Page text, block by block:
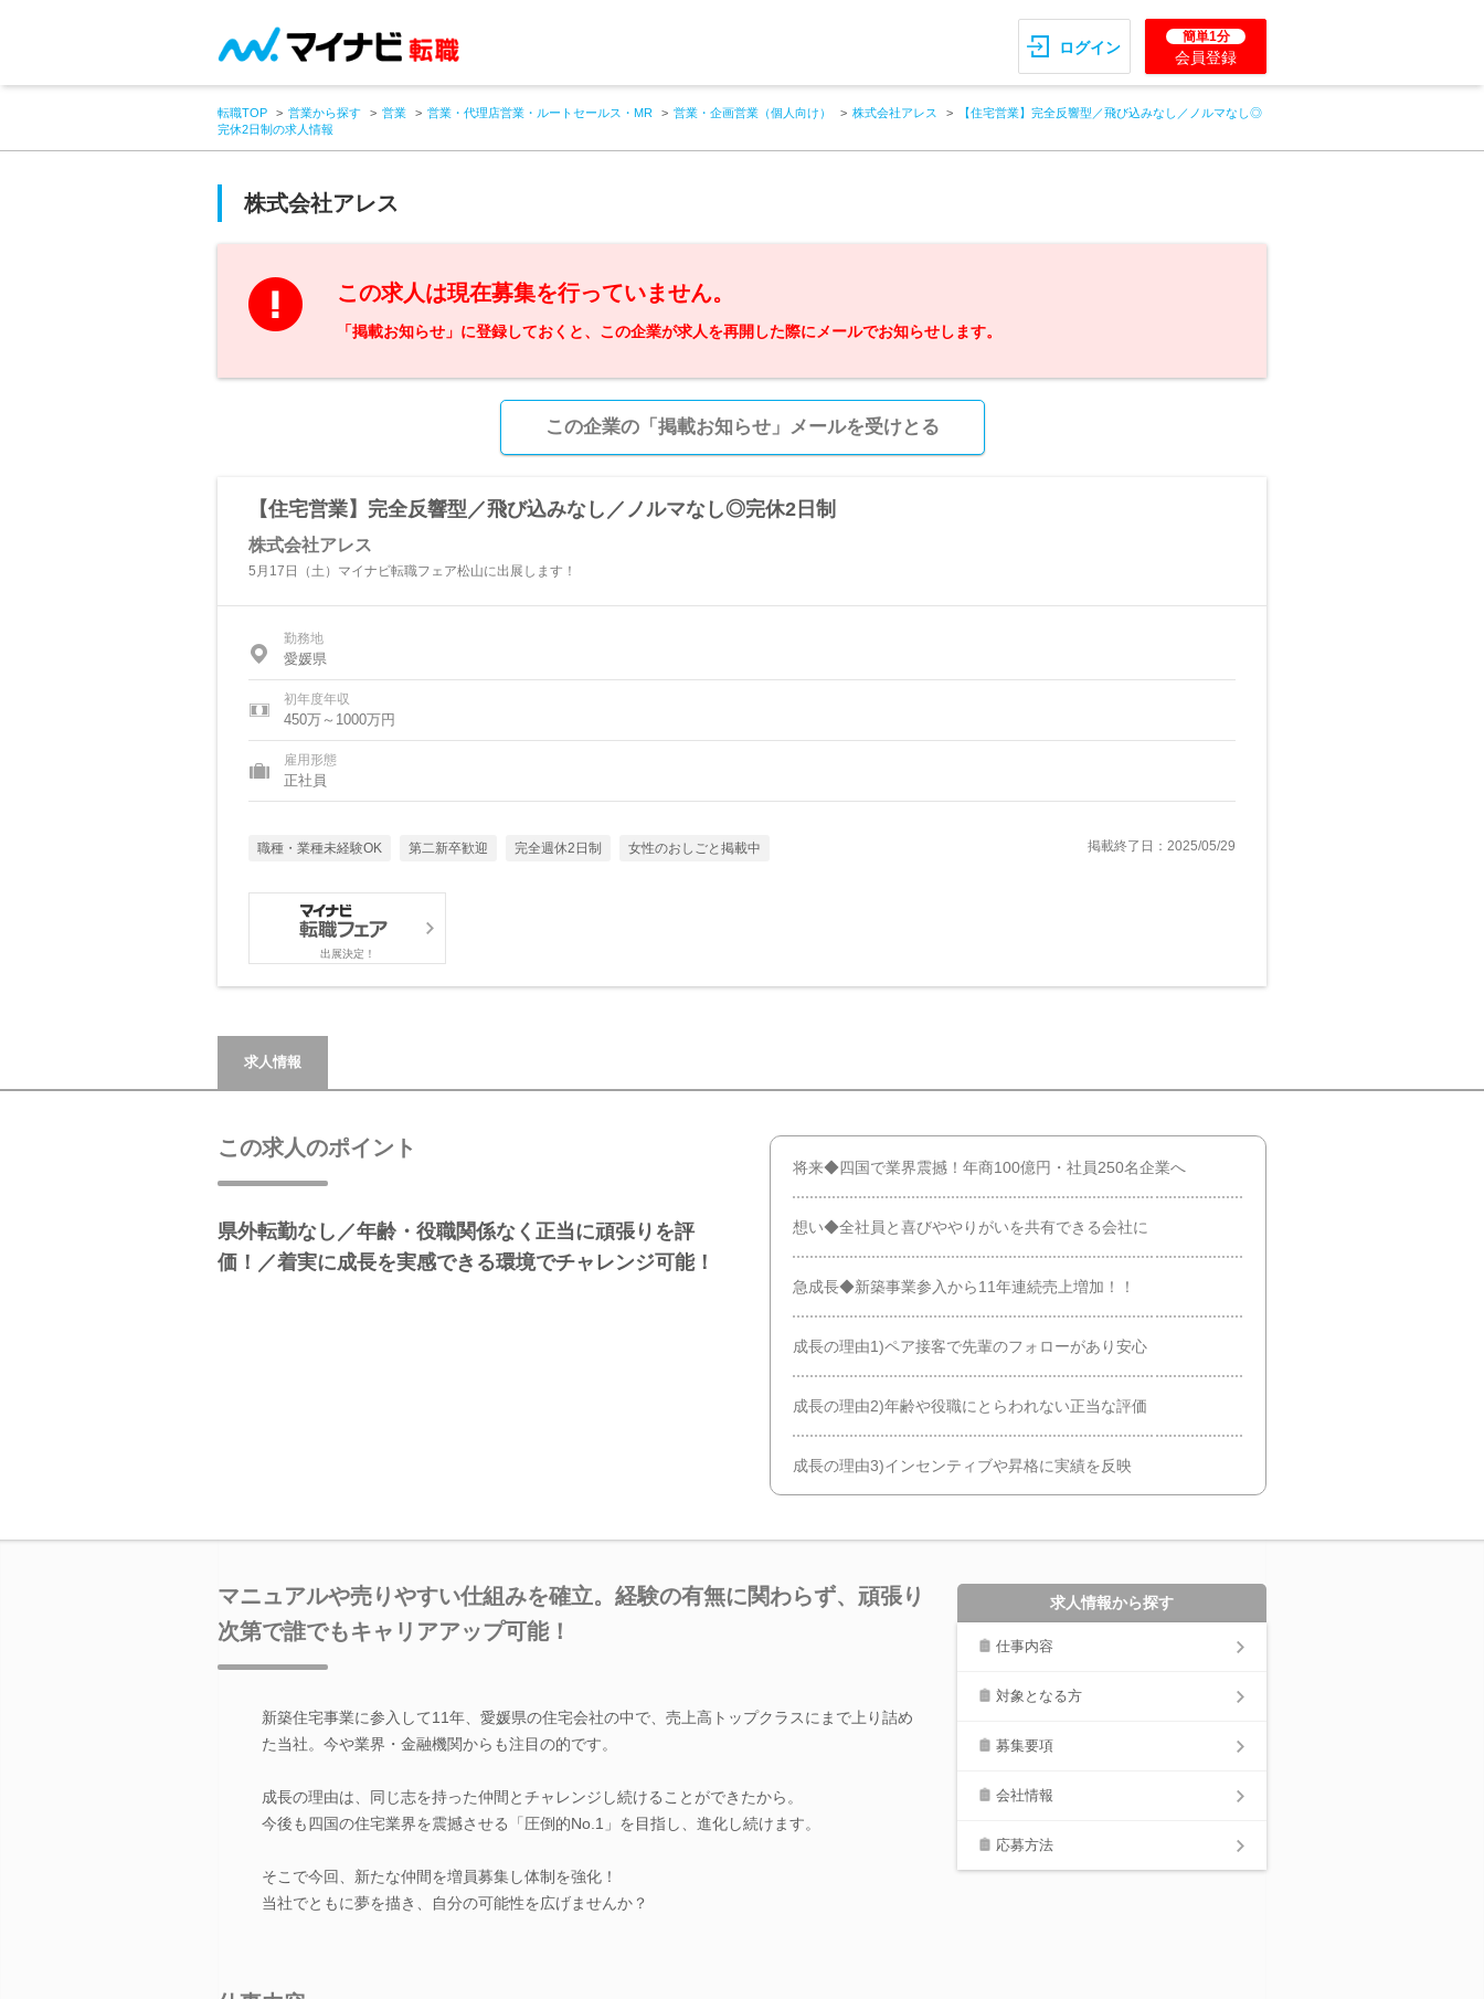
ログイン
簡単1分
会員登録
転職TOP 営業から探す 営業 営業・代理店営業・ルートセールス・MR 営業・企画営業（個人向け） 株式会社アレス
【住宅営業】完全反響型／飛び込みなし／ノルマなし◎
完休2日制の求人情報
株式会社アレス
この求人は現在募集を行っていません。
「掲載お知らせ」に登録しておくと、この企業が求人を再開した際にメールでお知らせします。
この企業の「掲載お知らせ」メールを受けとる
【住宅営業】完全反響型／飛び込みなし／ノルマなし◎完休2日制
株式会社アレス
5月17日（土）マイナビ転職フェア松山に出展します！
勤務地
愛媛県
初年度年収
450万～1000万円
雇用形態
正社員
職種・業種未経験OK 第二新卒歓迎 完全週休2日制 女性のおしごと掲載中 掲載終了日：2025/05/29
出展決定！
求人情報
この求人のポイント
県外転勤なし／年齢・役職関係なく正当に頑張りを評
価！／着実に成長を実感できる環境でチャレンジ可能！
将来◆四国で業界震撼！年商100億円・社員250名企業へ
想い◆全社員と喜びややりがいを共有できる会社に
急成長◆新築事業参入から11年連続売上増加！！
成長の理由1)ペア接客で先輩のフォローがあり安心
成長の理由2)年齢や役職にとらわれない正当な評価
成長の理由3)インセンティブや昇格に実績を反映
マニュアルや売りやすい仕組みを確立。経験の有無に関わらず、頑張り
次第で誰でもキャリアアップ可能！
新築住宅事業に参入して11年、愛媛県の住宅会社の中で、売上高トップクラスにまで上り詰め
た当社。今や業界・金融機関からも注目の的です。
成長の理由は、同じ志を持った仲間とチャレンジし続けることができたから。
今後も四国の住宅業界を震撼させる「圧倒的No.1」を目指し、進化し続けます。
そこで今回、新たな仲間を増員募集し体制を強化！
当社でともに夢を描き、自分の可能性を広げませんか？
求人情報から探す
仕事内容
対象となる方
募集要項
会社情報
応募方法